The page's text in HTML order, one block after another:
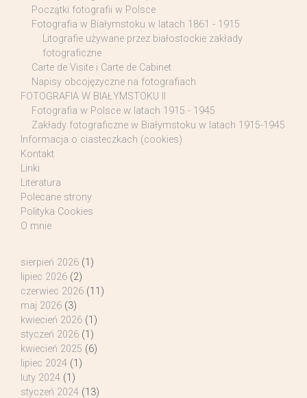
Początki fotografii w Polsce
Fotografia w Białymstoku w latach 1861 - 1915
Litografie używane przez białostockie zakłady
fotograficzne
Carte de Visite i Carte de Cabinet
Napisy obcojęzyczne na fotografiach
FOTOGRAFIA W BIAŁYMSTOKU II
Fotografia w Polsce w latach 1915 - 1945
Zakłady fotograficzne w Białymstoku w latach 1915-1945
Informacja o ciasteczkach (cookies)
Kontakt
Linki
Literatura
Polecane strony
Polityka Cookies
O mnie
sierpień 2026 (1)
lipiec 2026 (2)
czerwiec 2026 (11)
maj 2026 (3)
kwiecień 2026 (1)
styczeń 2026 (1)
kwiecień 2025 (6)
lipiec 2024 (1)
luty 2024 (1)
styczeń 2024 (13)